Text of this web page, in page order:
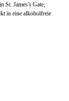
St. James's Gate,
in eine alkoholfreie